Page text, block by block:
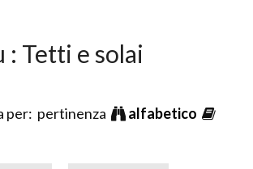
: Tetti e solai
pertinenza
alfabetico